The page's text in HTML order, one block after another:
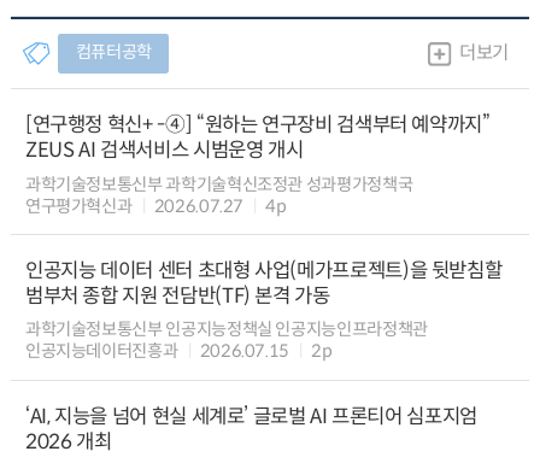
컴퓨터공학 더보기
[연구행정 혁신+ -④] “원하는 연구장비 검색부터 예약까지”
ZEUS AI 검색서비스 시범운영 개시
과학기술정보통신부 과학기술혁신조정관 성과평가정책국
연구평가혁신과
2026.07.27 4p
인공지능 데이터 센터 초대형 사업(메가프로젝트)을 뒷받침할
범부처 종합 지원 전담반(TF) 본격 가동
과학기술정보통신부 인공지능정책실 인공지능인프라정책관
인공지능데이터진흥과
2026.07.15 2p
‘AI, 지능을 넘어 현실 세계로’ 글로벌 AI 프론티어 심포지엄
2026 개최